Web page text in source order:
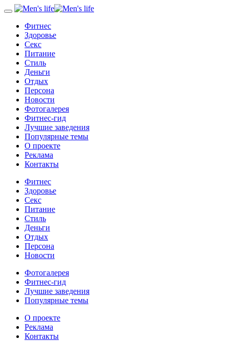
Фитнес
Здоровье
Секс
Питание
Стиль
Деньги
Отдых
Персона
Новости
Фотогалерея
Фитнес-гид
Лучшие заведения
Популярные темы
О проекте
Реклама
Контакты
Фитнес
Здоровье
Секс
Питание
Стиль
Деньги
Отдых
Персона
Новости
Фотогалерея
Фитнес-гид
Лучшие заведения
Популярные темы
О проекте
Реклама
Контакты